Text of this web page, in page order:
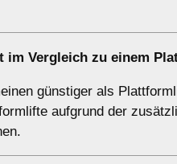
im Vergleich zu einem
günstiger als
aufgrund der